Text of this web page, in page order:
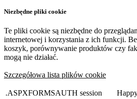
Niezbędne pliki cookie
Te pliki cookie są niezbędne do
internetowej i korzystania z ich funkcji.
koszyk, porównywanie produktów czy
mogą nie działać.
Szczegółowa lista plików cookie
.ASPXFORMSAUTH session